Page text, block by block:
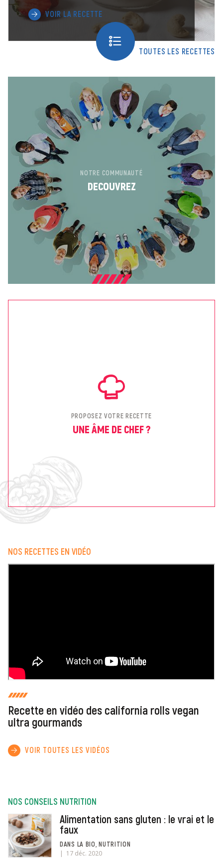
VOIR LA RECETTE
TOUTES LES RECETTES
NOTRE COMMUNAUTÉ
DECOUVREZ
PROPOSEZ VOTRE RECETTE
UNE ÂME DE CHEF ?
NOS RECETTES EN VIDÉO
Recette en vidéo des california rolls vegan
ultra gourmands
VOIR TOUTES LES VIDÉOS
NOS CONSEILS NUTRITION
Alimentation sans gluten : le vrai et le
faux
DANS LA BIO, NUTRITION
17 déc. 2020